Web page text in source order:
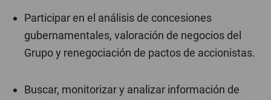
Participar en el análisis de concesiones
gubernamentales, valoración de negocios del
Grupo y renegociación de pactos de accionistas.
Buscar, monitorizar y analizar información de